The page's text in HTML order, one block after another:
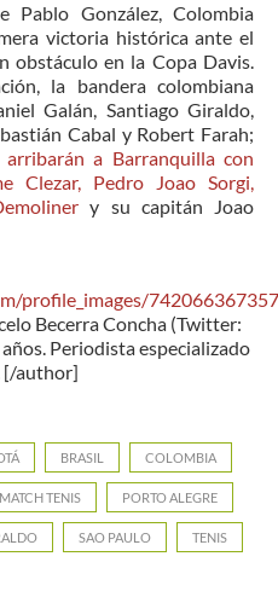
Pablo González, Colombia
victoria histórica ante el
obstáculo en la Copa Davis.
la bandera colombiana
Galán, Santiago Giraldo,
Cabal y Robert Farah;
a Barranquilla con
Clezar, Pedro Joao Sorgi,
y su capitán Joao
profile_images/
Becerra Concha (Twitter:
Periodista especializado
[/author]
BRASIL COLOMBIA
MATCH TENIS PORTO ALEGRE
SAO PAULO TENIS